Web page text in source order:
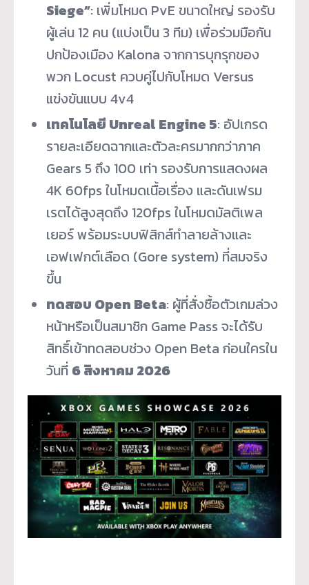
Siege”: เพิ่มโหมด PvE ขนาดใหญ่ รองรับ
ผู้เล่น 12 คน (แบ่งเป็น 3 ทีม) เพื่อร่วมมือกัน
ปกป้องเมือง Kalona จากการบุกรุกของ
พวก Locust ควบคู่ไปกับโหมด Versus
แข่งขันแบบ 4v4
เทคโนโลยี Unreal Engine 5: อัปเกรด
รายละเอียดฉากและตัวละครมากกว่าภาค
Gears 5 ถึง 100 เท่า รองรับการแสดงผล
4K 60fps ในโหมดเนื้อเรื่อง และดันเฟรม
เรตได้สูงสุดถึง 120fps ในโหมดมัลติเพล
เยอร์ พร้อมระบบฟิสิกส์ทำลายล้างและ
เอฟเฟกต์เลือด (Gore system) ที่สมจริง
ขึ้น
ทดสอบ Open Beta: ผู้ที่สั่งซื้อตัวเกมล่วง
หน้าหรือเป็นสมาชิก Game Pass จะได้รับ
สิทธิ์เข้าทดสอบช่วง Open Beta ก่อนใครใน
วันที่ 6 สิงหาคม 2026